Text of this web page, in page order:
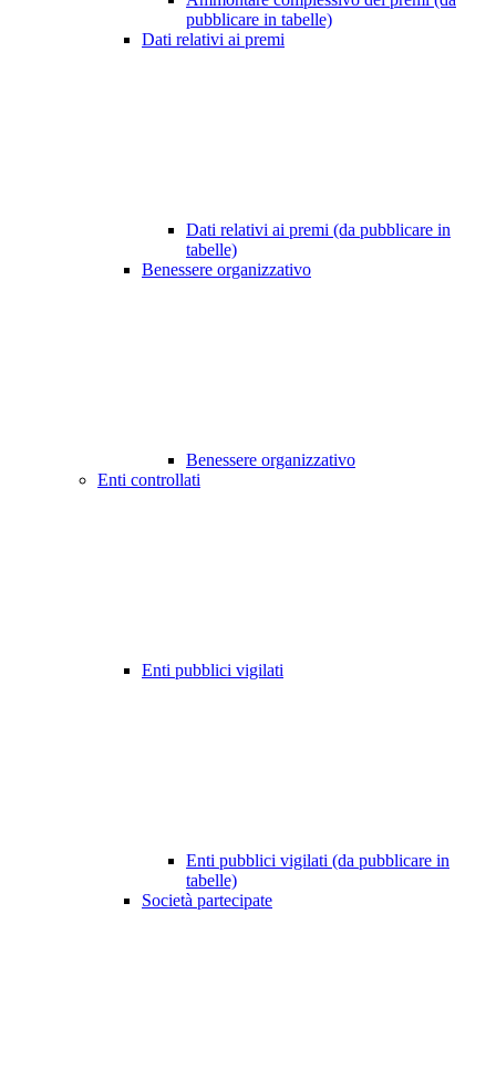
pubblicare in tabelle)
Dati relativi ai premi
Dati relativi ai premi (da pubblicare in
tabelle)
Benessere organizzativo
Benessere organizzativo
Enti controllati
Enti pubblici vigilati
Enti pubblici vigilati (da pubblicare in
tabelle)
Società partecipate